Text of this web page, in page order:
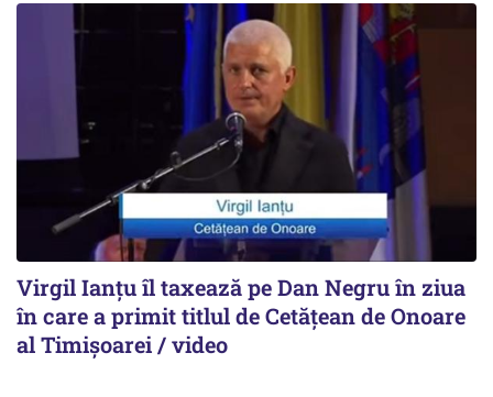
Virgil Ianțu îl taxează pe Dan Negru în ziua
în care a primit titlul de Cetățean de Onoare
al Timișoarei / video